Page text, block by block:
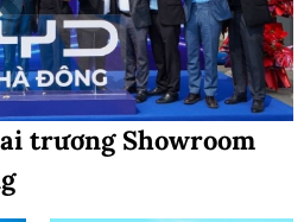
trương Showroom